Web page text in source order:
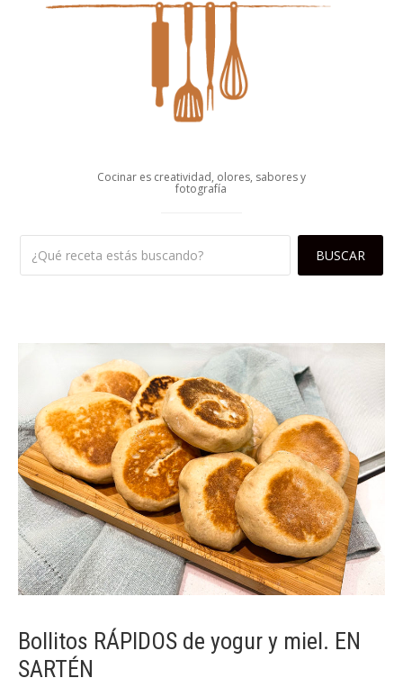
Cocinar es creatividad, olores, sabores y
fotografía
Bollitos RÁPIDOS de yogur y miel. EN
SARTÉN